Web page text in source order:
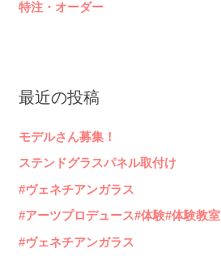
特注・オーダー
最近の投稿
モデルさん募集！
ステンドグラスパネル取付け
#ヴェネチアンガラス
#アーツプロデュース#体験#体験教室
#ヴェネチアンガラス